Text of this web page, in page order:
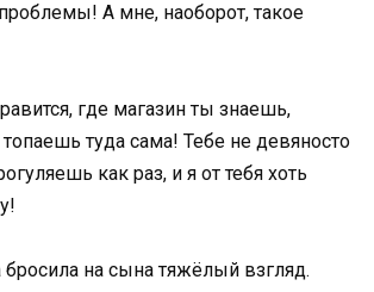
А мне, наоборот, такое
где магазин ты знаешь,
туда сама! Тебе не девяносто
как раз, и я от тебя хоть
на сына тяжёлый взгляд.